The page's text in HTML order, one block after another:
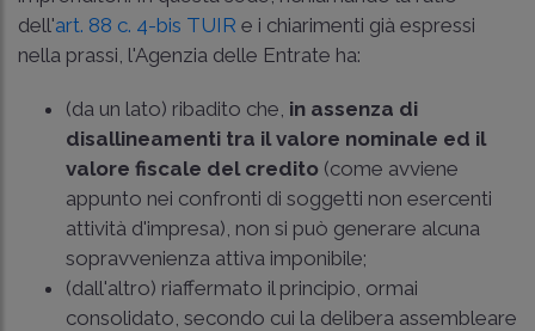
dell'art. 88 c. 4-bis TUIR e i chiarimenti già espressi
nella prassi, l'Agenzia delle Entrate ha:
(da un lato) ribadito che, in assenza di
disallineamenti tra il valore nominale ed il
valore fiscale del credito (come avviene
appunto nei confronti di soggetti non esercenti
attività d'impresa), non si può generare alcuna
sopravvenienza attiva imponibile;
(dall'altro) riaffermato il principio, ormai
consolidato, secondo cui la delibera assembleare